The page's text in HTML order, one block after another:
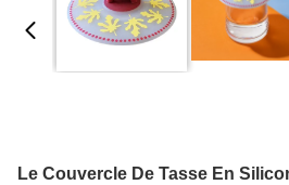
Le Couvercle De Tasse En